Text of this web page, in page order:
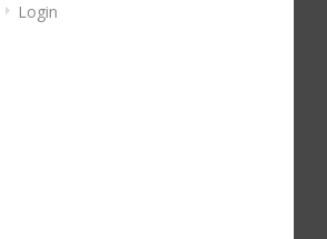
Login